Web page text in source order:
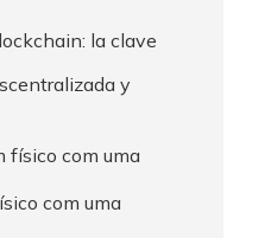
la clave
y
com uma